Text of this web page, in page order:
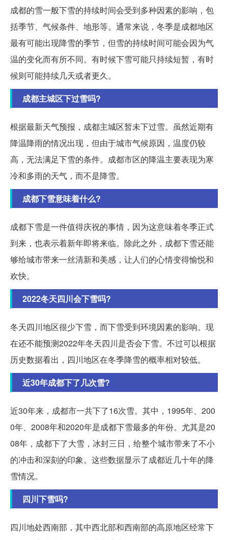
成都的雪一般下雪的持续时间会受到多种因素的影响，包
括季节、气候条件、地形等。通常来说，冬季是成都地区
最有可能出现降雪的季节，但雪的持续时间可能会因为气
温的变化而有所不同。有时候下雪可能只持续短暂，有时
候则可能持续几天或者更久。
成都主城区下过雪吗?
根据最新天气预报，成都主城区暂未下过雪。虽然近期有
降温降雨的情况出现，但由于城市气候原因，温度仍较
高，无法满足下雪的条件。成都市区的降温主要表现为寒
冷和多雨的天气，而不是降雪。
成都下雪意味着什么?
成都下雪是一件值得庆祝的事情，因为这意味着冬季正式
到来，也表示着新年即将来临。除此之外，成都下雪还能
够给城市带来一丝清新和美感，让人们的心情变得愉悦和
欢快。
2022冬天四川会下雪吗?
冬天四川地区很少下雪，而下雪受到环境因素的影响。现
在还不能预测2022年冬天四川是否会下雪。不过可以根据
历史数据看出，四川地区在冬季降雪的概率相对较低。
近30年成都下了几次雪?
近30年来，成都市一共下了16次雪。其中，1995年、200
0年、2008年和2020年是成都下雪最多的年份。尤其是20
08年，成都下了大雪，冰封三日，给整个城市带来了不小
的冲击和深刻的印象。这些数据显示了成都近几十年的降
雪情况。
四川下雪吗?
四川地处西南部，其中西北部和西南部的高原地区经常下